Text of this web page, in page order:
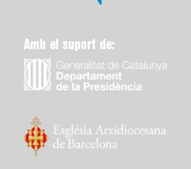
Amb el suport de: